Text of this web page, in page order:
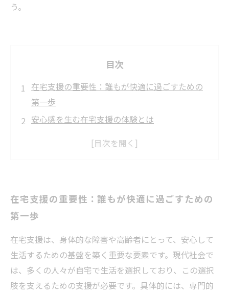
う。
目次
在宅支援の重要性：誰もが快適に過ごすための
第一歩
安心感を生む在宅支援の体験とは
高齢者や障害者の課題を理解するために必要な
実践的なアプローチで作る安心の在宅環境
在宅支援の成功事例：利用者の声から学ぶ
未来の在宅支援：誰もが安心して暮らせる社会
を目指して
在宅支援の重要性：誰もが快適に過ごすための
第一歩
在宅支援は、身体的な障害や高齢者にとって、安心して
生活するための基盤を築く重要な要素です。現代社会で
は、多くの人々が自宅で生活を選択しており、この選択
肢を支えるための支援が必要です。具体的には、専門的